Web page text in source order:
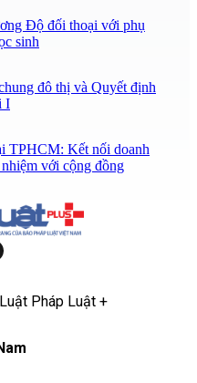
Độ đối thoại với phụ
sinh
đô thị và Quyết định
I
TPHCM: Kết nối doanh
với cộng đồng
Pháp Luật +